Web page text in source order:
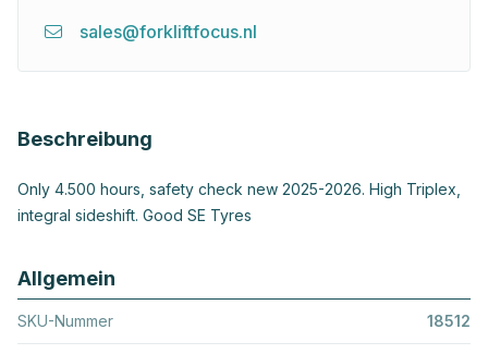
sales@forkliftfocus.nl
Beschreibung
Only 4.500 hours, safety check new 2025-2026. High Triplex,
integral sideshift. Good SE Tyres
Allgemein
SKU-Nummer 18512